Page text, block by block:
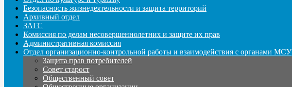
Безопасность жизнедеятельности и защита территорий
Архивный отдел
ЗАГС
Комиссия по делам несовершеннолетних и защите их прав
Административная комиссия
Отдел организационно-контрольной работы и взаимодействия с органами МСУ
Защита прав потребителей
Совет старост
Общественный совет